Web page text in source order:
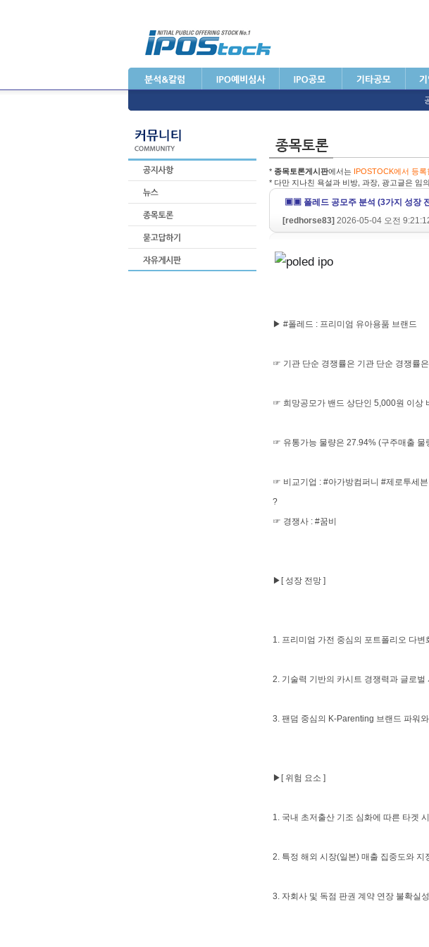
* 종목토론게시판에서는 IPOSTOCK에서 등
* 다만 지나친 욕설과 비방, 과장, 광고글은 임
▣▣ 폴레드 공모주 분석 (3가지 성장
[redhorse83] 2026-05-04 오전
▶ #폴레드 : 프리미엄 유아용품 브랜드
☞ 기관 단순 경쟁률은 기관 단순 경쟁률
☞ 희망공모가 밴드 상단인 5,000원 이상
☞ 유통가능 물량은 27.94% (구주매출 물
☞ 비교기업 : #아가방컴퍼니 #제로투세븐
?
☞ 경쟁사 : #꿈비
▶[ 성장 전망 ]
1. 프리미엄 가전 중심의 포트폴리오 다변
2. 기술력 기반의 카시트 경쟁력과 글로벌
3. 팬덤 중심의 K-Parenting 브랜드 파워
▶[ 위험 요소 ]
1. 국내 초저출산 기조 심화에 따른 타겟
2. 특정 해외 시장(일본) 매출 집중도와 지
3. 자회사 및 독점 판권 계약 연장 불확실성